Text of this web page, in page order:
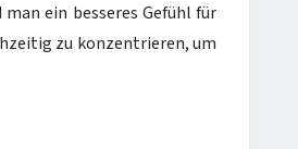
ein besseres Gefühl für
zu konzentrieren, um